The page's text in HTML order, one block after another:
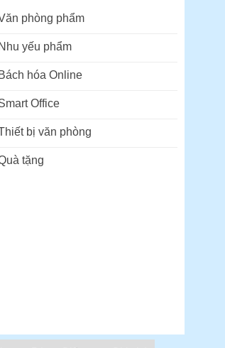
phòng phẩm
Nhu yếu phẩm
Bách hóa Online
Office
bị văn phòng
tặng